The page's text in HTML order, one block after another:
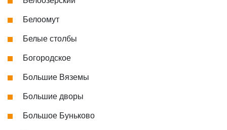
Белоомут
Белые столбы
Богородское
Большие Вяземы
Большие дворы
Большое Буньково